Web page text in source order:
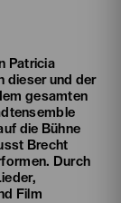
Patricia
dieser und der
gesamten
die Bühne
Brecht
Durch
Film